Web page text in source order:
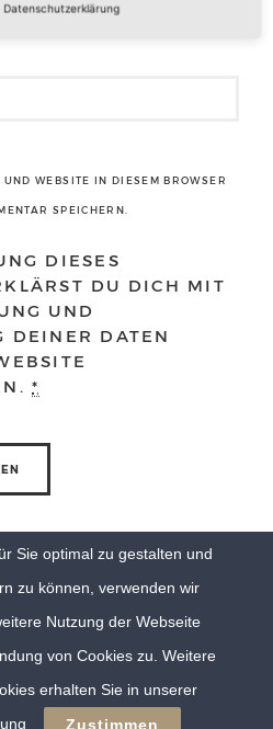
WEBSITE IN DIESEM BROWSER
SPEICHERN.
DIESES
DU DICH MIT
UND
DEINER DATEN
*
| Imprint Privacy Policy
Sie optimal zu gestalten und
zu können, verwenden wir
Nutzung der Webseite
von Cookies zu. Weitere
erhalten Sie in unserer
Zustimmen
Datenschutzerklärung